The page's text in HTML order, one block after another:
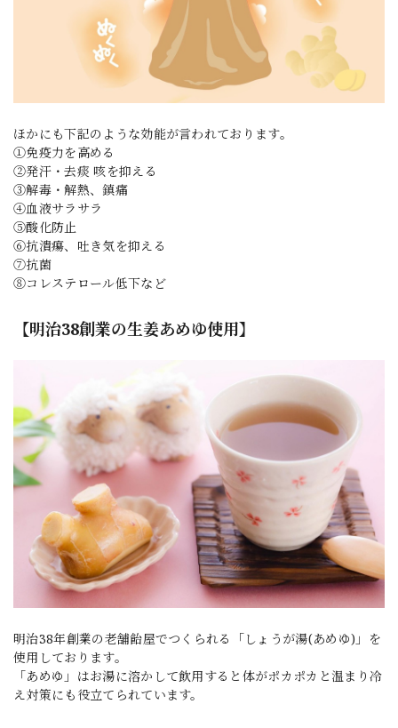
ほかにも下記のような効能が言われております。
①免疫力を高める
②発汗・去痰 咳を抑える
③解毒・解熱、鎮痛
④血液サラサラ
⑤酸化防止
⑥抗潰瘍、吐き気を抑える
⑦抗菌
⑧コレステロール低下など
【明治38創業の生姜あめゆ使用】
明治38年創業の老舗飴屋でつくられる「しょうが湯(あめゆ)」を
使用しております。
「あめゆ」はお湯に溶かして飲用すると体がポカポカと温まり冷
え対策にも役立てられています。